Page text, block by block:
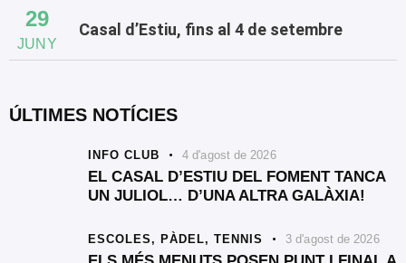
29
JUNY
Casal d’Estiu, fins al 4 de setembre
ÚLTIMES NOTÍCIES
INFO CLUB 4 d'agost de 2026
EL CASAL D’ESTIU DEL FOMENT TANCA
UN JULIOL… D’UNA ALTRA GALÀXIA!
ESCOLES, PÀDEL, TENNIS 3 d'agost de 2026